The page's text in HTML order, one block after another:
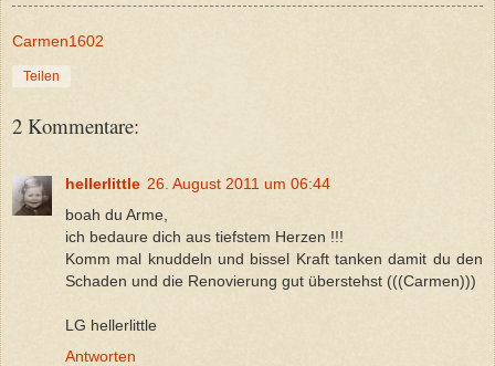
Carmen1602
Teilen
2 Kommentare:
hellerlittle 26. August 2011 um 06:44
boah du Arme,
ich bedaure dich aus tiefstem Herzen !!!
Komm mal knuddeln und bissel Kraft tanken damit du den
Schaden und die Renovierung gut überstehst (((Carmen)))
LG hellerlittle
Antworten